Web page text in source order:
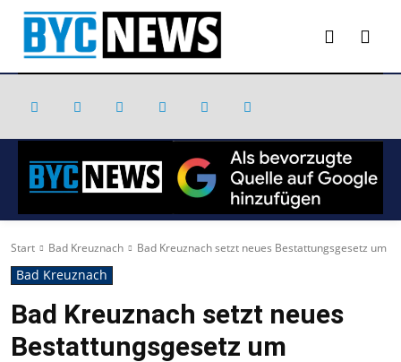
Start Bad Kreuznach Bad Kreuznach setzt neues Bestattungsgesetz um
Bad Kreuznach
Bad Kreuznach setzt neues
Bestattungsgesetz um